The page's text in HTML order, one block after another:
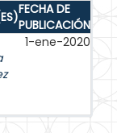
FECHA DE
PUBLICACIÓN
1-ene-2020